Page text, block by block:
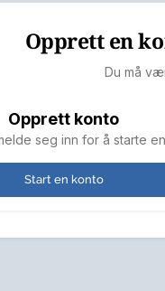
Opprett en
Du må
Opprett konto
seg inn for å starte
Start en konto